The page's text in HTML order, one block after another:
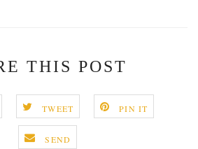
THIS POST
TWEET PIN IT
SEND